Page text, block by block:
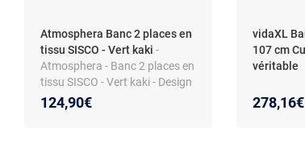
Atmosphera Banc 2 places en
tissu SISCO - Vert kaki -
Atmosphera - Banc 2 places en
tissu SISCO - Vert kaki - Design
124,90€
vidaXL
107 cm
véritable
278,16€